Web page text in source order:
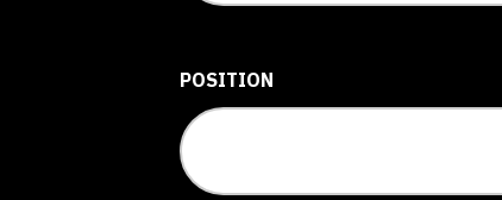
POSITION